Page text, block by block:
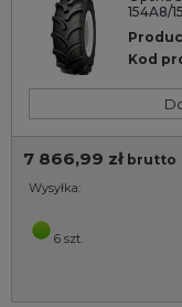
154A8/
Kod
7 866,99 zł brutto
Wysyłka:
6 szt.